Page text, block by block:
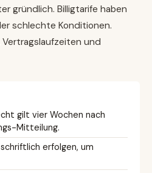
gründlich. Billigtarife haben
schlechte Konditionen.
und
gilt vier Wochen nach
Mitteilung.
erfolgen, um